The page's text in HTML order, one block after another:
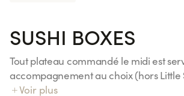
SUSHI BOXES
Tout plateau commandé le midi est
accompagnement au choix (hors Little
Duo Essentiels et Menus Kids)
Voir plus